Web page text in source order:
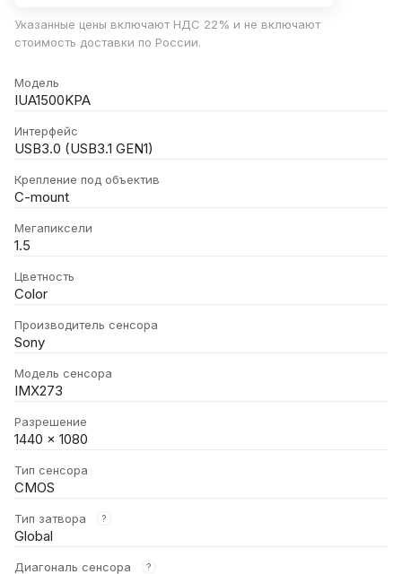
Указанные цены включают НДС 22% и не включают
стоимость доставки по России.
Модель
IUA1500KPA
Интерфейс
USB3.0 (USB3.1 GEN1)
Крепление под объектив
C-mount
Мегапиксели
1.5
Цветность
Color
Производитель сенсора
Sony
Модель сенсора
IMX273
Разрешение
1440 × 1080
Тип сенсора
CMOS
Тип затвора ?
Global
Диагональ сенсора ?